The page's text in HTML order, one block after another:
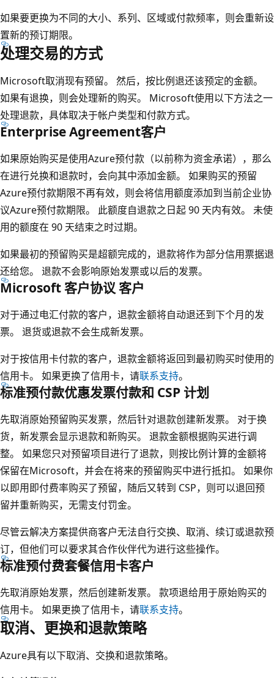
如果要更换为不同的大小、系列、区域或付款频率，则会重新设
置新的预订期限。
处理交易的方式
Microsoft取消现有预留。 然后，按比例退还该预定的金额。
如果有退换，则会处理新的购买。 Microsoft使用以下方法之一
处理退款，具体取决于帐户类型和付款方式。
Enterprise Agreement客户
如果原始购买是使用Azure预付款（以前称为资金承诺），那么
在进行兑换和退款时，会向其中添加金额。 如果购买的预留
Azure预付款期限不再有效，则会将信用额度添加到当前企业协
议Azure预付款期限。 此额度自退款之日起 90 天内有效。 未使
用的额度在 90 天结束之时过期。
如果最初的预留购买是超额完成的，退款将作为部分信用票据退
还给您。 退款不会影响原始发票或以后的发票。
Microsoft 客户协议 客户
对于通过电汇付款的客户，退款金额将自动退还到下个月的发
票。 退货或退款不会生成新发票。
对于按信用卡付款的客户，退款金额将返回到最初购买时使用的
信用卡。 如果更换了信用卡，请联系支持。
标准预付款优惠发票付款和 CSP 计划
先取消原始预留购买发票，然后针对退款创建新发票。 对于换
货，新发票会显示退款和新购买。 退款金额根据购买进行调
整。 如果您只对预留项目进行了退款，则按比例计算的金额将
保留在Microsoft，并会在将来的预留购买中进行抵扣。 如果你
以即用即付费率购买了预留，随后又转到 CSP，则可以退回预
留并重新购买，无需支付罚金。
尽管云解决方案提供商客户无法自行交换、取消、续订或退款预
订，但他们可以要求其合作伙伴代为进行这些操作。
标准预付费套餐信用卡客户
先取消原始发票，然后创建新发票。 款项退给用于原始购买的
信用卡。 如果更换了信用卡，请联系支持。
取消、更换和退款策略
Azure具有以下取消、交换和退款策略。